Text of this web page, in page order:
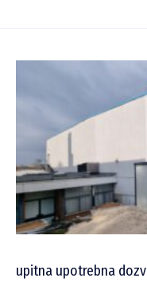
upitna upotrebna